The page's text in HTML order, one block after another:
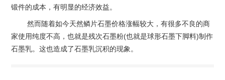
锻件的成本，有明显的经济效益。
然而随着如今天然鳞片石墨价格涨幅较大，有很多不良的商
家使用纯度不高，也就是残次石墨粉(也就是球形石墨下脚料)制作
石墨乳。这也造成了石墨乳沉积的现象。